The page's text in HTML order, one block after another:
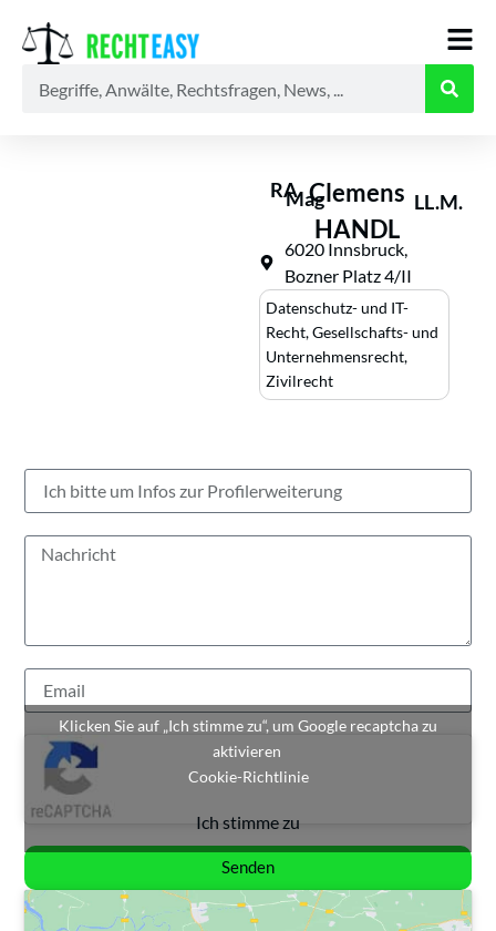
RAMagClemens
HANDL
LL.M.
6020 Innsbruck,
Bozner Platz 4/II
Datenschutz- und IT-
Recht,Gesellschafts- und
Unternehmensrecht,
Zivilrecht
Klicken Sie auf „Ich stimme zu“, um Google recaptcha zu
aktivieren
Cookie-Richtlinie
Ich stimme zu
Senden